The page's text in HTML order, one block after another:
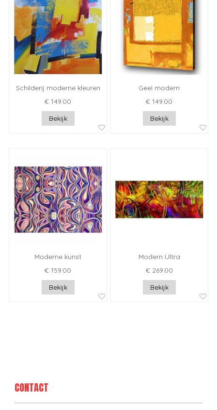
Schilderij moderne kleuren
€ 149.00
Bekijk
Geel modern
€ 149.00
Bekijk
Moderne kunst
€ 159.00
Bekijk
Modern Ultra
€ 269.00
Bekijk
CONTACT